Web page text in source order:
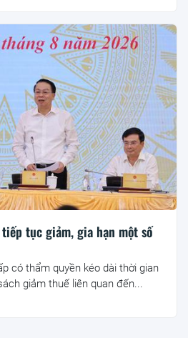
tục giảm, gia hạn một số
có thẩm quyền kéo dài thời gian
giảm thuế liên quan đến...